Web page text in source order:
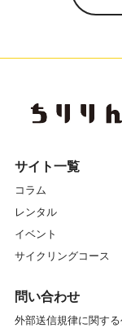
サイト一覧
コラム
レンタル
イベント
サイクリングコース
問い合わせ
外部送信規律に関す